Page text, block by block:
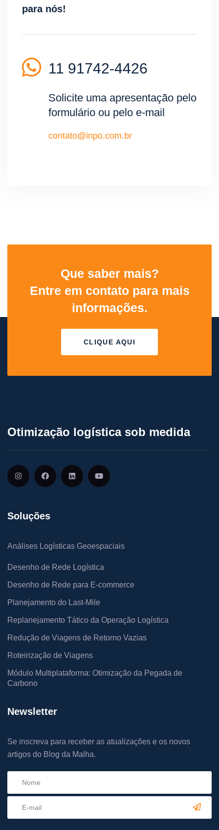
para nós!
11 91742-4426
Solicite uma apresentação pelo
formulário ou pelo e-mail
contato@inpo.com.br
Que saber mais?
Entre em contato para mais
informações.
CLIQUE AQUI
Otimização logística sob medida
Soluções
Análises Logísticas Geoespaciais
Desenho de Rede Logística
Desenho de Rede para E-commerce
Planejamento do Last-Mile
Replanejamento Tático da Operação Logística
Redução de Viagens de Retorno Vazias
Roteirização de Viagens
Módulo Multiplataforma: Otimização da Pegada de
Carbono
Newsletter
Se inscreva para receber as atualizações e os novos
artigos do Blog da Malha.